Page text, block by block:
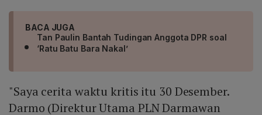
BACA JUGA
Tan Paulin Bantah Tudingan Anggota DPR soal
‘Ratu Batu Bara Nakal’
"Saya cerita waktu kritis itu 30 Desember.
Darmo (Direktur Utama PLN Darmawan